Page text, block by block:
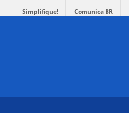
Simplifique! Comunica BR